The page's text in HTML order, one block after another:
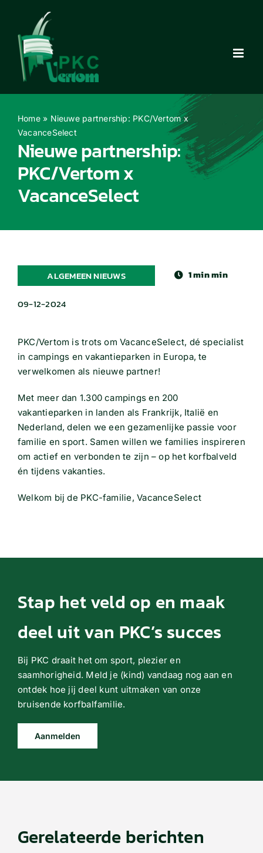
inhoud
Home» Nieuwe partnership: PKC/Vertom x
VacanceSelect
Nieuwe partnership:
PKC/Vertom x
VacanceSelect
ALGEMEEN NIEUWS 1 min min
09-12-2024
PKC/Vertom is trots om VacanceSelect, dé specialist
in campings en vakantieparken in Europa, te
verwelkomen als nieuwe partner!
Met meer dan 1.300 campings en 200
vakantieparken in landen als Frankrijk, Italië en
Nederland, delen we een gezamenlijke passie voor
familie en sport. Samen willen we families inspireren
om actief en verbonden te zijn – op het korfbalveld
én tijdens vakanties.
Welkom bij de PKC-familie, VacanceSelect
Stap het veld op en maak
deel uit van PKC’s succes
Bij PKC draait het om sport, plezier en
saamhorigheid. Meld je (kind) vandaag nog aan en
ontdek hoe jij deel kunt uitmaken van onze
bruisende korfbalfamilie.
Aanmelden
Gerelateerde berichten